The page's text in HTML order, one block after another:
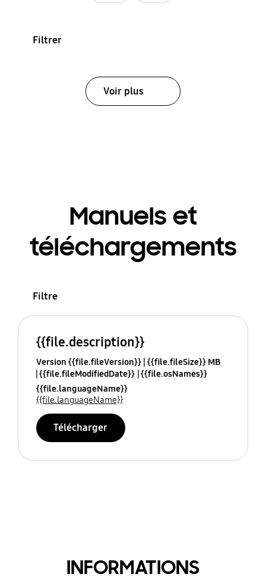
Filtrer
Voir plus
Manuels et
téléchargements
Filtre
{{file.description}}
Version {{file.fileVersion}} {{file.fileSize}} MB
{{file.fileModifiedDate}} {{file.osNames}}
{{file.languageName}}
{{file.languageName}}
Télécharger
INFORMATIONS